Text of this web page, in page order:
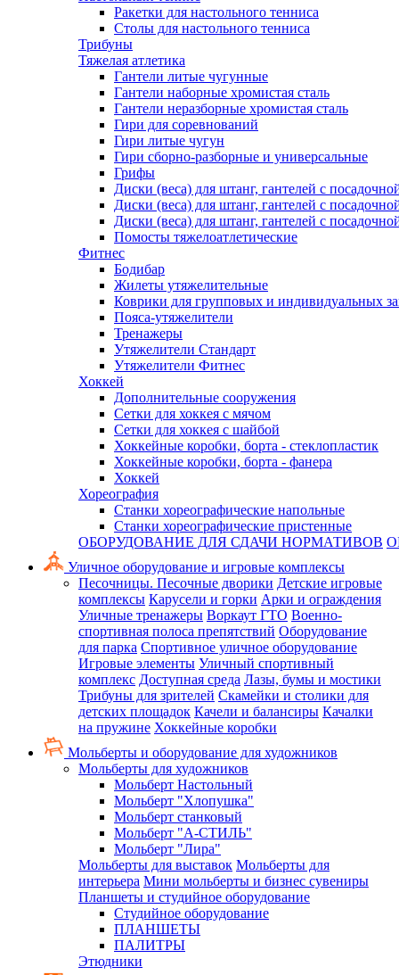
Ракетки для настольного тенниса
Столы для настольного тенниса
Трибуны
Тяжелая атлетика
Гантели литые чугунные
Гантели наборные хромистая сталь
Гантели неразборные хромистая сталь
Гири для соревнований
Гири литые чугун
Гири сборно-разборные и универсальные
Грифы
Диски (веса) для штанг, гантелей с
Диски (веса) для штанг, гантелей с
Диски (веса) для штанг, гантелей с
Помосты тяжелоатлетические
Фитнес
Бодибар
Жилеты утяжелительные
Коврики для групповых и индивидуальных
Пояса-утяжелители
Тренажеры
Утяжелители Стандарт
Утяжелители Фитнес
Хоккей
Дополнительные сооружения
Сетки для хоккея с мячом
Сетки для хоккея с шайбой
Хоккейные коробки, борта - стеклопластик
Хоккейные коробки, борта - фанера
Хоккей
Хореография
Станки хореографические напольные
Станки хореографические пристенные
ОБОРУДОВАНИЕ ДЛЯ СДАЧИ НОРМАТИВОВ
Уличное оборудование и игровые комплексы
Песочницы. Песочные дворики Детские игровые
комплексы Карусели и горки Арки и ограждения
Уличные тренажеры Воркаут ГТО Военно-
спортивная полоса препятствий Оборудование
для парка Спортивное уличное оборудование
Игровые элементы Уличный спортивный
комплекс Доступная среда Лазы, бумы и мостики
Трибуны для зрителей Скамейки и столики для
детских площадок Качели и балансиры Качалки
на пружине Хоккейные коробки
Мольберты и оборудование для художников
Мольберты для художников
Мольберт Настольный
Мольберт "Хлопушка"
Мольберт станковый
Мольберт "А-СТИЛЬ"
Мольберт "Лира"
Мольберты для выставок Мольберты для
интерьера Мини мольберты и бизнес сувениры
Планшеты и студийное оборудование
Студийное оборудование
ПЛАНШЕТЫ
ПАЛИТРЫ
Этюдники